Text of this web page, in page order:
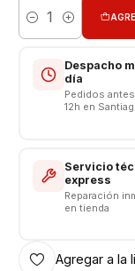
Respaldo VENTAS
Cantidad
Despacho
día
Pedidos
12h en
Servicio
express
Reparación
en tienda
Agregar a la